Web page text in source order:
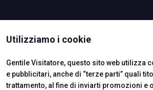
Utilizziamo i cookie
Gentile Visitatore, questo sito web utilizza
e pubblicitari, anche di “terze parti” quali
trattamento, al fine di inviarti promozioni e
ISTITUTI CERTIFICATORI